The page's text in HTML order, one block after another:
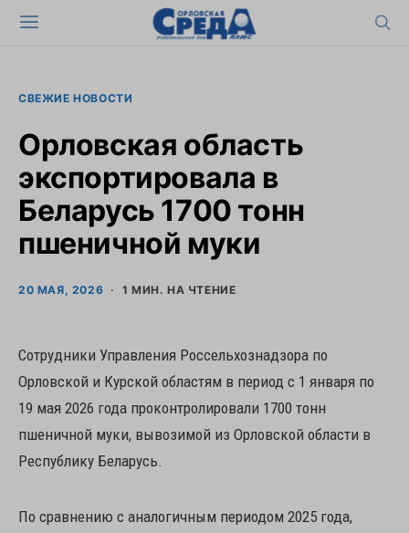
СВЕЖИЕ НОВОСТИ
Орловская область
экспортировала в
Беларусь 1700 тонн
пшеничной муки
20 МАЯ, 2026 1 МИН. НА ЧТЕНИЕ
Сотрудники Управления Россельхознадзора по
Орловской и Курской областям в период с 1 января по
19 мая 2026 года проконтролировали 1700 тонн
пшеничной муки, вывозимой из Орловской области в
Республику Беларусь.
По сравнению с аналогичным периодом 2025 года,